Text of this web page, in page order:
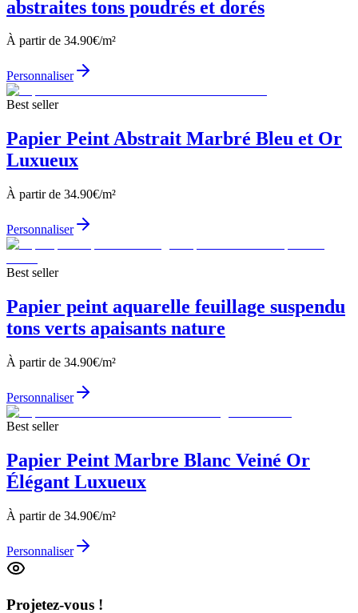
abstraites tons poudrés et dorés
À partir de 34.90€/m²
Personnaliser
Best seller
Papier Peint Abstrait Marbré Bleu et Or
Luxueux
À partir de 34.90€/m²
Personnaliser
Best seller
Papier peint aquarelle feuillage suspendu
tons verts apaisants nature
À partir de 34.90€/m²
Personnaliser
Best seller
Papier Peint Marbre Blanc Veiné Or
Élégant Luxueux
À partir de 34.90€/m²
Personnaliser
Projetez-vous !